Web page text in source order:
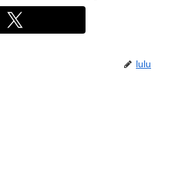
lulu